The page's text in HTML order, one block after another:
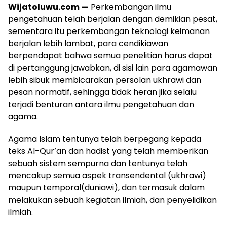
Wijatoluwu.com — Perkembangan ilmu
pengetahuan telah berjalan dengan demikian pesat,
sementara itu perkembangan teknologi keimanan
berjalan lebih lambat, para cendikiawan
berpendapat bahwa semua penelitian harus dapat
di pertanggung jawabkan, di sisi lain para agamawan
lebih sibuk membicarakan persolan ukhrawi dan
pesan normatif, sehingga tidak heran jika selalu
terjadi benturan antara ilmu pengetahuan dan
agama.
Agama Islam tentunya telah berpegang kepada
teks Al-Qur’an dan hadist yang telah memberikan
sebuah sistem sempurna dan tentunya telah
mencakup semua aspek transendental (ukhrawi)
maupun temporal(duniawi), dan termasuk dalam
melakukan sebuah kegiatan ilmiah, dan penyelidikan
ilmiah.